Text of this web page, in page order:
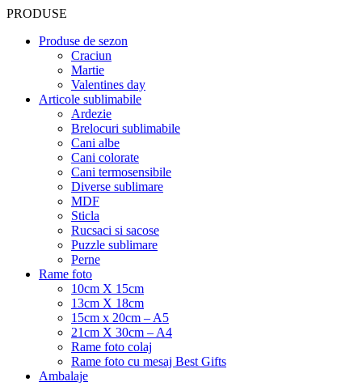
PRODUSE
Produse de sezon
Craciun
Martie
Valentines day
Articole sublimabile
Ardezie
Brelocuri sublimabile
Cani albe
Cani colorate
Cani termosensibile
Diverse sublimare
MDF
Sticla
Rucsaci si sacose
Puzzle sublimare
Perne
Rame foto
10cm X 15cm
13cm X 18cm
15cm x 20cm – A5
21cm X 30cm – A4
Rame foto colaj
Rame foto cu mesaj Best Gifts
Ambalaje